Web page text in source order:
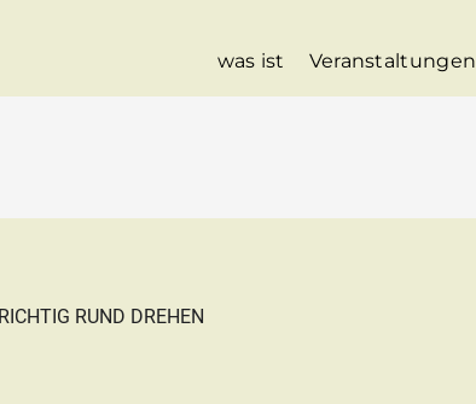
was ist Veranstaltungen
RUND DREHEN